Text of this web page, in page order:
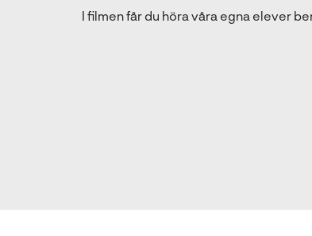
I filmen får du höra våra egna elever